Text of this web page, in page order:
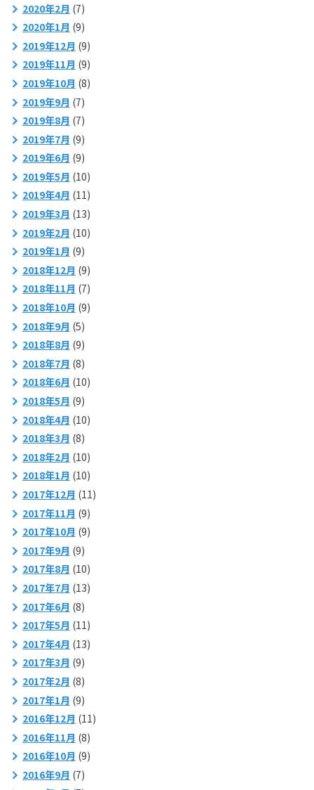
2020年2月 (7)
2020年1月 (9)
2019年12月 (9)
2019年11月 (9)
2019年10月 (8)
2019年9月 (7)
2019年8月 (7)
2019年7月 (9)
2019年6月 (9)
2019年5月 (10)
2019年4月 (11)
2019年3月 (13)
2019年2月 (10)
2019年1月 (9)
2018年12月 (9)
2018年11月 (7)
2018年10月 (9)
2018年9月 (5)
2018年8月 (9)
2018年7月 (8)
2018年6月 (10)
2018年5月 (9)
2018年4月 (10)
2018年3月 (8)
2018年2月 (10)
2018年1月 (10)
2017年12月 (11)
2017年11月 (9)
2017年10月 (9)
2017年9月 (9)
2017年8月 (10)
2017年7月 (13)
2017年6月 (8)
2017年5月 (11)
2017年4月 (13)
2017年3月 (9)
2017年2月 (8)
2017年1月 (9)
2016年12月 (11)
2016年11月 (8)
2016年10月 (9)
2016年9月 (7)